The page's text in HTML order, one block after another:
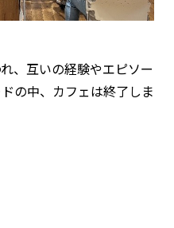
、互いの経験やエピソー
の中、カフェは終了しま